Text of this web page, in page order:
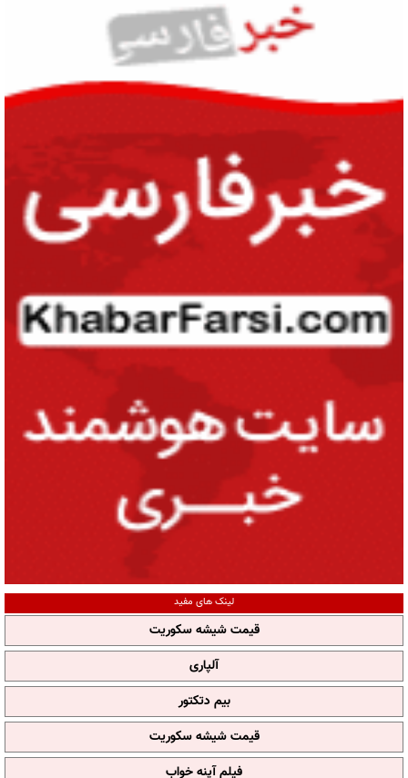
لینک های مفید
قیمت شیشه سکوریت
آلپاری
بیم دتکتور
قیمت شیشه سکوریت
فیلم آپنه خواب